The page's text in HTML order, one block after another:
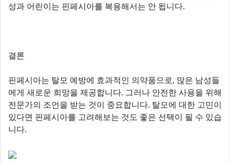
성과 어린이는 핀페시아를 복용해서는 안 됩니다.
결론
핀페시아는 탈모 예방에 효과적인 의약품으로, 많은 남성들
에게 새로운 희망을 제공합니다. 그러나 안전한 사용을 위해
전문가의 조언을 받는 것이 중요합니다. 탈모에 대한 고민이
있다면 핀페시아를 고려해보는 것도 좋은 선택이 될 수 있습
니다.